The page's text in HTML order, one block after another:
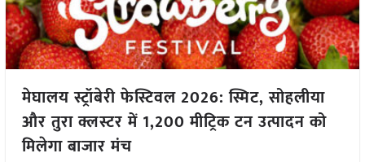
मेघालय स्ट्रॉबेरी फेस्टिवल 2026: स्मिट, सोहलीया
और तुरा क्लस्टर में 1,200 मीट्रिक टन उत्पादन को
मिलेगा बाजार मंच